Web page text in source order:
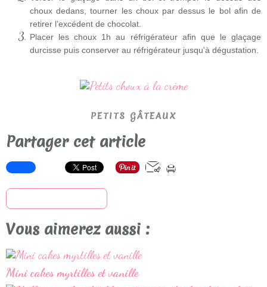
choux dedans, tourner les choux par dessus le bol afin de
retirer l’excédent de chocolat.
Placer les choux 1h au réfrigérateur afin que le glaçage
durcisse puis conserver au réfrigérateur jusqu'à dégustation.
PETITS GÂTEAUX
Partager cet article
Vous aimerez aussi :
Mini cakes myrtilles et vanille